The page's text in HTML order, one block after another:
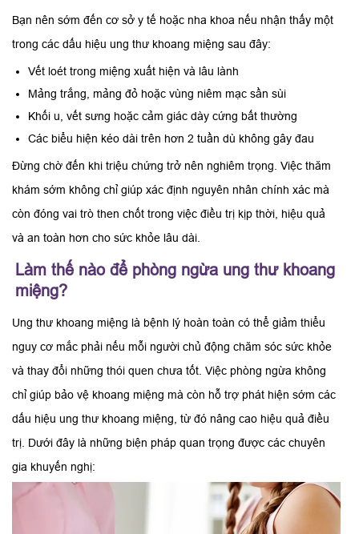
Bạn nên sớm đến cơ sở y tế hoặc nha khoa nếu nhận thấy một
trong các dấu hiệu ung thư khoang miệng sau đây:
Vết loét trong miệng xuất hiện và lâu lành
Mảng trắng, mảng đỏ hoặc vùng niêm mạc sần sùi
Khối u, vết sưng hoặc cảm giác dày cứng bất thường
Các biểu hiện kéo dài trên hơn 2 tuần dù không gây đau
Đừng chờ đến khi triệu chứng trở nên nghiêm trọng. Việc thăm
khám sớm không chỉ giúp xác định nguyên nhân chính xác mà
còn đóng vai trò then chốt trong việc điều trị kịp thời, hiệu quả
và an toàn hơn cho sức khỏe lâu dài.
Làm thế nào để phòng ngừa ung thư khoang
miệng?
Ung thư khoang miệng là bệnh lý hoàn toàn có thể giảm thiểu
nguy cơ mắc phải nếu mỗi người chủ động chăm sóc sức khỏe
và thay đổi những thói quen chưa tốt. Việc phòng ngừa không
chỉ giúp bảo vệ khoang miệng mà còn hỗ trợ phát hiện sớm các
dấu hiệu ung thư khoang miệng, từ đó nâng cao hiệu quả điều
trị. Dưới đây là những biện pháp quan trọng được các chuyên
gia khuyến nghị: